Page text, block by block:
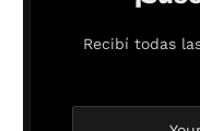
Recibí todas